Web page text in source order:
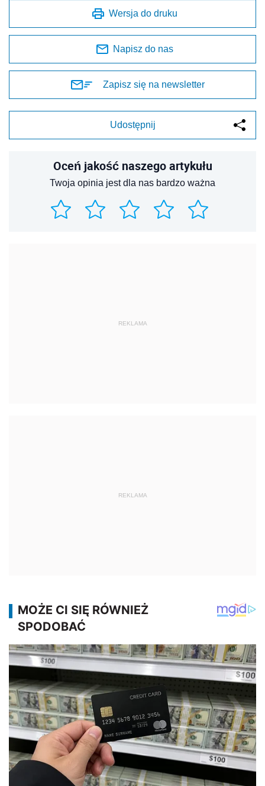
Wersja do druku
Napisz do nas
Zapisz się na newsletter
Udostępnij
Oceń jakość naszego artykułu
Twoja opinia jest dla nas bardzo ważna
REKLAMA
REKLAMA